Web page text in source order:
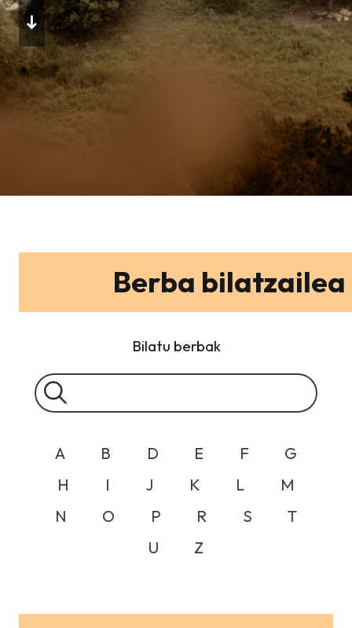
Berba bilatzailea
Bilatu berbak
A B D E F
G
H
I J K L
M
N
O P R S
T
U
Z